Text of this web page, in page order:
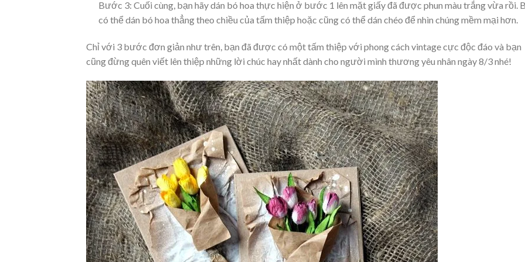
Bước 3: Cuối cùng, bạn hãy dán bó hoa thực hiện ở bước 1 lên mặt giấy đã được phun màu trắng vừa rồi.
có thể dán bó hoa thẳng theo chiều của tấm thiệp hoặc cũng có thể dán chéo để nhìn chúng mềm mại hơn.
Chỉ với 3 bước đơn giản như trên, bạn đã được có một tấm thiệp với phong cách vintage cực độc đáo và bạn
cũng đừng quên viết lên thiệp những lời chúc hay nhất dành cho người mình thương yêu nhân ngày 8/3 nhé!